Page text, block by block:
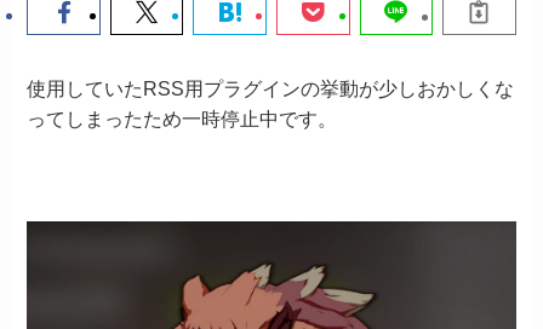
使用していたRSS用プラグインの挙動が少しおかしくな
ってしまったため一時停止中です。